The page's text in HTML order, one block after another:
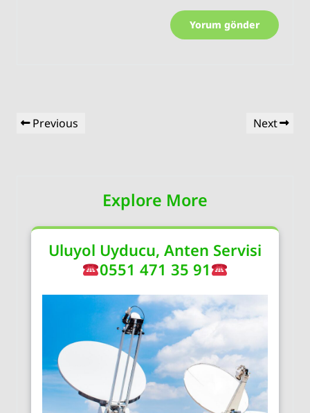
Yazı
gezinmesi
Previous
Previous
Next
Next
Explore More
Uluyol Uyducu, Anten Servisi
0551 471 35 91